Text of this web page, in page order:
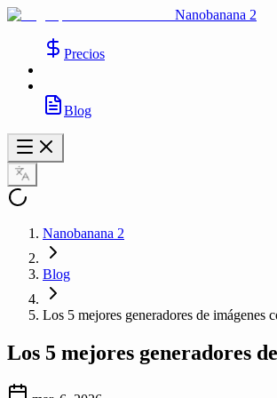
Nanobanana 2
Precios
Blog
Nanobanana 2
Blog
Los 5 mejores generadores de
Los 5 mejores generadores